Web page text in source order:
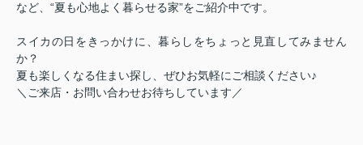
など、“夏も心地よく暮らせる家”をご紹介中です。
スイカの日をきっかけに、暮らしをちょっと見直してみません
か？
夏も楽しくなる住まい探し、ぜひお気軽にご相談ください♪
＼ご来店・お問い合わせお待ちしています／